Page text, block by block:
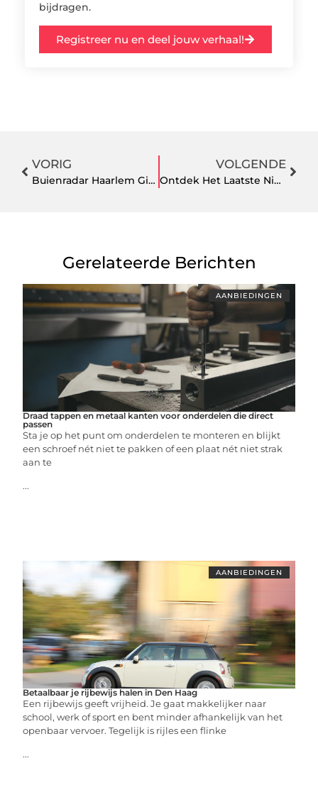
bijdragen.
Registreer nu en deel jouw verhaal!
VORIG
Buienradar Haarlem Gids voor Weer Enthousiastelingen en Lokale Bewoners
VOLGENDE
Ontdek Het Laatste Nieuws van Haarlem en Hoe Het Jou Kan Helpen
Gerelateerde Berichten
AANBIEDINGEN
Draad tappen en metaal kanten voor onderdelen die direct
passen
Sta je op het punt om onderdelen te monteren en blijkt
een schroef nét niet te pakken of een plaat nét niet strak
aan te
...
AANBIEDINGEN
Betaalbaar je rijbewijs halen in Den Haag
Een rijbewijs geeft vrijheid. Je gaat makkelijker naar
school, werk of sport en bent minder afhankelijk van het
openbaar vervoer. Tegelijk is rijles een flinke
...